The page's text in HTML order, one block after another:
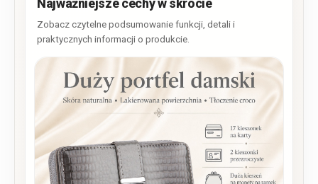
Najważniejsze cechy w skrócie
Zobacz czytelne podsumowanie funkcji, detali i
praktycznych informacji o produkcie.